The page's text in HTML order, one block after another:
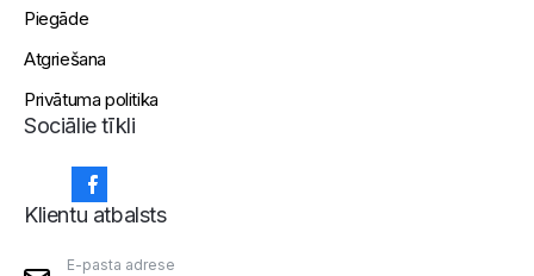
Piegāde
Atgriešana
Privātuma politika
Sociālie tīkli
Klientu atbalsts
E-pasta adrese